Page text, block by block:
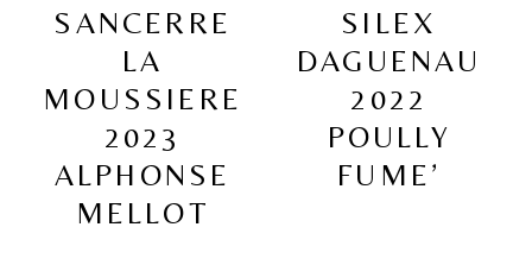
SANCERRE
LA
MOUSSIERE
2023
ALPHONSE
MELLOT
SILEX
DAGUENAU
2022
POULLY
FUME’